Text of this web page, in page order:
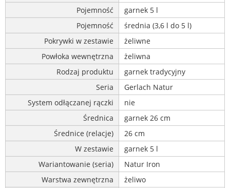
Pojemność
garnek 5 l
Pojemność
średnia (3,6 l do 5 l)
Pokrywki w zestawie
żeliwne
Powłoka wewnętrzna
żeliwna
Rodzaj produktu
garnek tradycyjny
Seria
Gerlach Natur
System odłączanej rączki
nie
Średnica
garnek 26 cm
Średnice (relacje)
26 cm
W zestawie
garnek 5 l
Wariantowanie (seria)
Natur Iron
Warstwa zewnętrzna
żeliwo